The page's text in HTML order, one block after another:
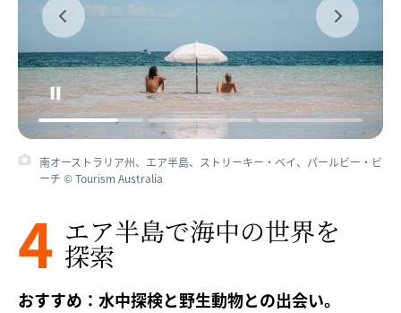
南オーストラリア州、エア半島、ストリーキー・ベイ、パールビー・ビ
ーチ © Tourism Australia
4 エア半島で​海中の​世界を​
探索
おすすめ：水中探検と野生動物との出会い。